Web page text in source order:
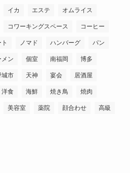
イカ エステ オムライス
コワーキングスペース コーヒー
ノマド ハンバーグ パン
メン 個室 南福岡 博多
城市 天神 宴会 居酒屋
洋食 海鮮 焼き鳥 焼肉
美容室 薬院 顔合わせ 高級